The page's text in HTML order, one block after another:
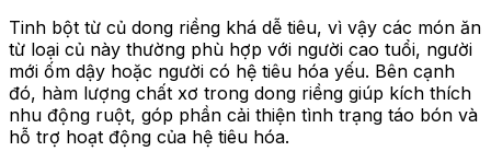
Tinh bột từ củ dong riềng khá dễ tiêu, vì vậy các món ăn
từ loại củ này thường phù hợp với người cao tuổi, người
mới ốm dậy hoặc người có hệ tiêu hóa yếu. Bên cạnh
đó, hàm lượng chất xơ trong dong riềng giúp kích thích
nhu động ruột, góp phần cải thiện tình trạng táo bón và
hỗ trợ hoạt động của hệ tiêu hóa.